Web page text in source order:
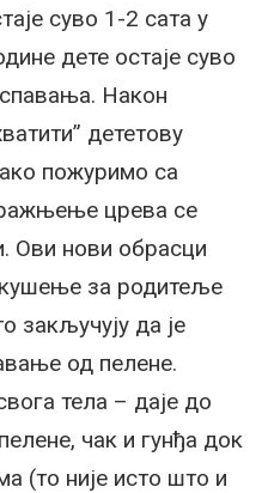
суво 1-2 сата у
дете остаје суво
Након
дететову
пожуримо са
црева се
Ови нови обрасци
за родитеље
закључују да је
од пелене.
тела – даје до
чак и гунђа док
(то није исто што и